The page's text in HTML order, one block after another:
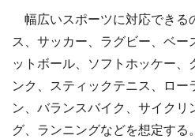
幅広いスポーツに対応できる
ス、サッカー、ラグビー、ベ
ットボール、ソフトホッケー、
ンク、スティックテニス、ロー
ン、バランスバイク、サイクリ
グ、ランニングなどを想定する。